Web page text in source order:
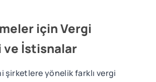
için Vergi
İstisnalar
şirketlere yönelik farklı vergi